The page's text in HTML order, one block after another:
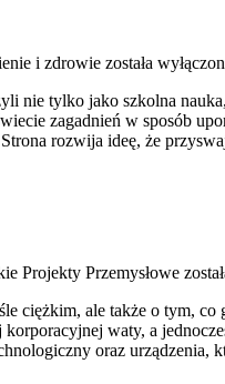
i zdrowie została
nie tylko jako szkolna
zagadnień w sposób
rozwija ideę, że
Projekty Przemysłowe
ciężkim, ale także o tym,
korporacyjnej waty, a
oraz